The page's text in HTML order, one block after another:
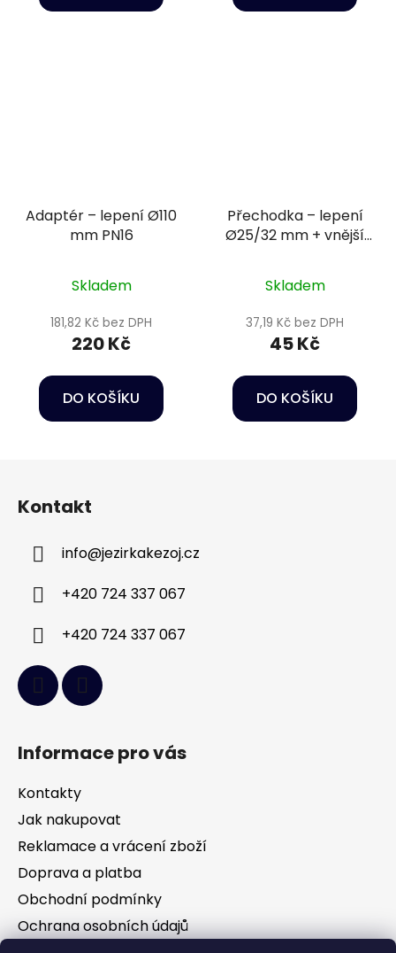
Adaptér – lepení Ø110
mm PN16
Skladem
181,82 Kč bez DPH
220 Kč
DO KOŠÍKU
Přechodka – lepení
Ø25/32 mm + vnější
Skladem
37,19 Kč bez DPH
45 Kč
DO KOŠÍKU
Kontakt
info@jezirkakezoj.cz
+420 724 337 067
+420 724 337 067
Informace pro vás
Kontakty
Jak nakupovat
Reklamace a vrácení zboží
Doprava a platba
Obchodní podmínky
Ochrana osobních údajů